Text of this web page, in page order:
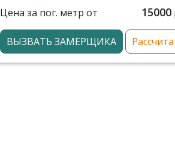
Цена за пог. метр от 15000
ВЫЗВАТЬ ЗАМЕРЩИКА